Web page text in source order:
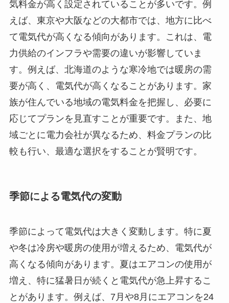
気料金が高く設定されていることが多いです。例
えば、東京や大阪などの大都市では、地方に比べ
て電気代が高くなる傾向があります。これは、電
力供給のインフラや需要の違いが影響していま
す。例えば、北海道のような寒冷地では暖房の需
要が高く、電気代が高くなることがあります。家
族が住んでいる地域の電気料金を把握し、必要に
応じてプランを見直すことが重要です。また、地
域ごとに電力会社が異なるため、料金プランの比
較も行い、最適な選択をすることが賢明です。
季節による電気代の変動
季節によって電気代は大きく変動します。特に夏
や冬は冷房や暖房の使用が増えるため、電気代が
高くなる傾向があります。夏はエアコンの使用が
増え、特に猛暑日が続くと電気代が急上昇するこ
とがあります。例えば、7月や8月にエアコンを24